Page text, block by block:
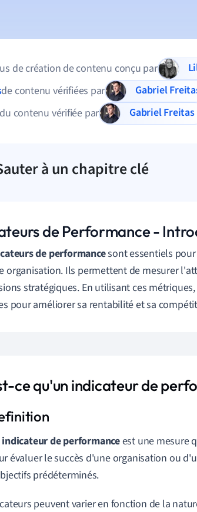
de création de contenu conçu par
de contenu vérifiées par
Gabriel
contenu vérifiée par
Gabriel Freitas
à un chapitre clé
de Performance -
de performancesont essentiels
organisation. Ils permettent de mesurer
stratégiques. En utilisant ces
pour améliorer sa rentabilité et sa
ce qu'un indicateur de
indicateur de performanceest une mesure
évaluer le succès d'une organisation ou
prédéterminés.
peuvent varier en fonction de la